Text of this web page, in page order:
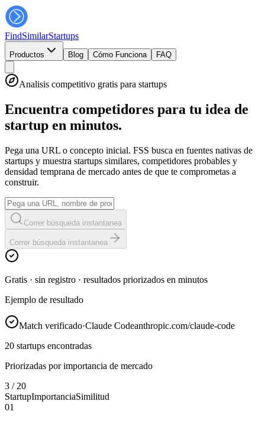
FindSimilarStartups
Productos Blog Cómo Funciona FAQ
Analisis competitivo gratis para startups
Encuentra competidores para tu idea de
startup en minutos.
Pega una URL o concepto inicial. FSS busca en fuentes nativas de
startups y muestra startups similares, competidores probables y
densidad temprana de mercado antes de que te comprometas a
construir.
Correr búsqueda instantanea
Correr búsqueda instantanea
Gratis · sin registro · resultados priorizados en minutos
Ejemplo de resultado
Match verificado·Claude Codeanthropic.com/claude-code
20 startups encontradas
Priorizadas por importancia de mercado
3 / 20
StartupImportanciaSimilitud
01